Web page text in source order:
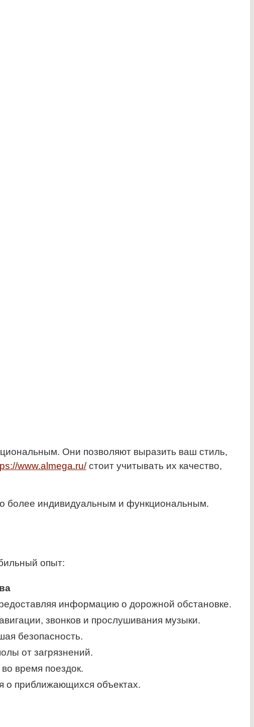
Они позволяют выразить ваш стиль,
www.almega.ru/стоит учитывать их качество,
более индивидуальным и функциональным.
опыт:
информацию о дорожной обстановке.
звонков и прослушивания музыки.
безопасность.
от загрязнений.
время поездок.
о приближающихся объектах.